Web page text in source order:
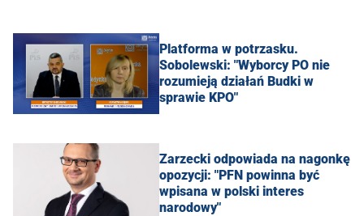
Platforma w potrzasku.
Sobolewski: "Wyborcy PO nie
rozumieją działań Budki w
sprawie KPO"
Zarzecki odpowiada na nagonkę
opozycji: "PFN powinna być
wpisana w polski interes
narodowy"